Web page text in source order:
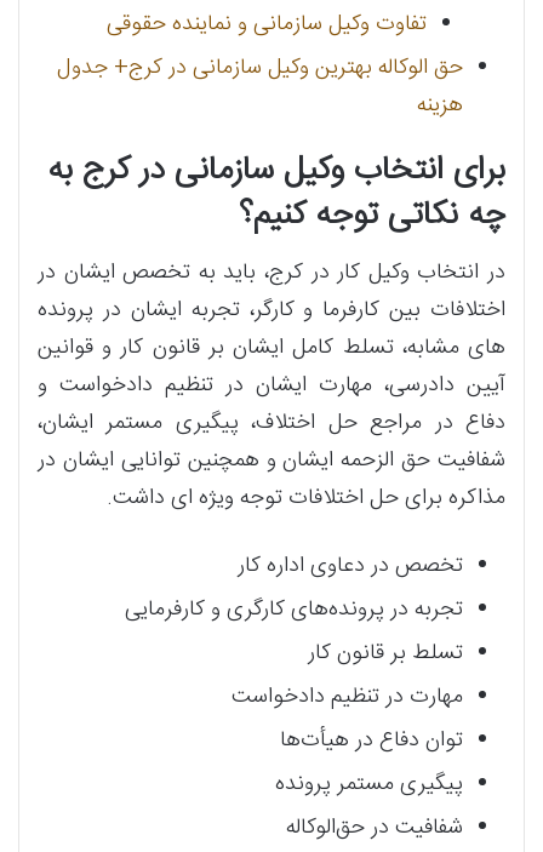
تفاوت وکیل سازمانی و نماینده حقوقی
حق الوکاله بهترین وکیل سازمانی در کرج+ جدول
هزینه
برای انتخاب وکیل سازمانی در کرج به
چه نکاتی توجه کنیم؟
در انتخاب وکیل کار در کرج، باید به تخصص ایشان در
اختلافات بین کارفرما و کارگر، تجربه ایشان در پرونده
های مشابه، تسلط کامل ایشان بر قانون کار و قوانین
آیین دادرسی، مهارت ایشان در تنظیم دادخواست و
دفاع در مراجع حل اختلاف، پیگیری مستمر ایشان،
شفافیت حق الزحمه ایشان و همچنین توانایی ایشان در
مذاکره برای حل اختلافات توجه ویژه ای داشت.
تخصص در دعاوی اداره کار
تجربه در پرونده‌های کارگری و کارفرمایی
تسلط بر قانون کار
مهارت در تنظیم دادخواست
توان دفاع در هیأت‌ها
پیگیری مستمر پرونده
شفافیت در حق‌الوکاله